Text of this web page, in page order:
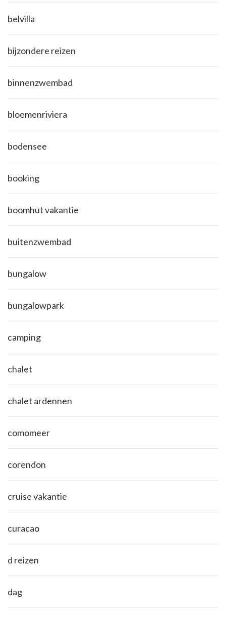
belvilla
bijzondere reizen
binnenzwembad
bloemenriviera
bodensee
booking
boomhut vakantie
buitenzwembad
bungalow
bungalowpark
camping
chalet
chalet ardennen
comomeer
corendon
cruise vakantie
curacao
d reizen
dag